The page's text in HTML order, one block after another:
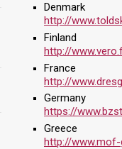
Denmark
http://
Finland
http://
France
http://
Germany
https://
Greece
http://www.mof-